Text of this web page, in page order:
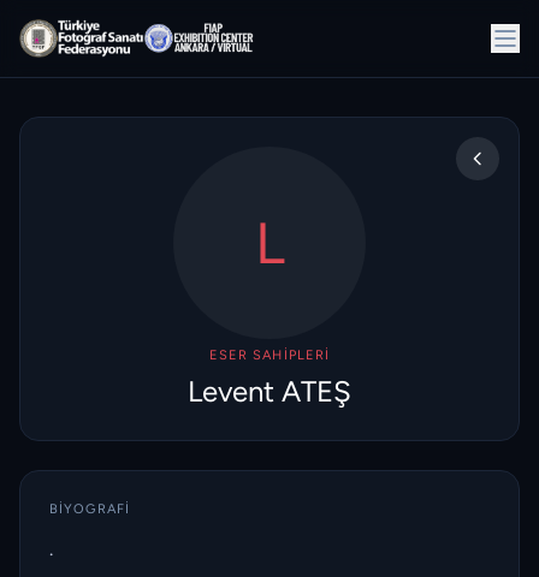
L
ESER SAHIPLERI
Levent ATEŞ
BIYOGRAFI
.